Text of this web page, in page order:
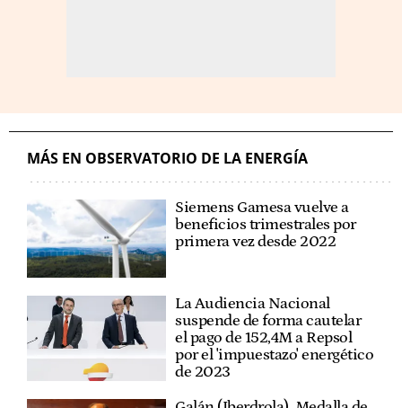
MÁS EN OBSERVATORIO DE LA ENERGÍA
Siemens Gamesa vuelve a
beneficios trimestrales por
primera vez desde 2022
La Audiencia Nacional
suspende de forma cautelar
el pago de 152,4M a Repsol
por el 'impuestazo' energético
de 2023